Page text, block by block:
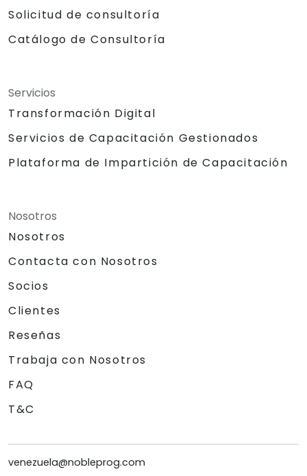
Solicitud de consultoría
Catálogo de Consultoría
Servicios
Transformación Digital
Servicios de Capacitación Gestionados
Plataforma de Impartición de Capacitación
Nosotros
Nosotros
Contacta con Nosotros
Socios
Clientes
Reseñas
Trabaja con Nosotros
FAQ
T&C
venezuela@nobleprog.com